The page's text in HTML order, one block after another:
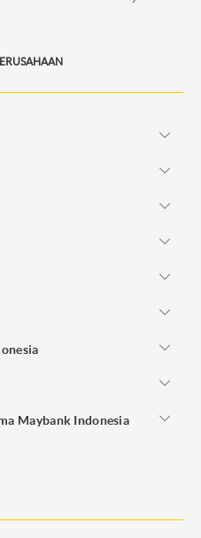
Maybank Indonesia